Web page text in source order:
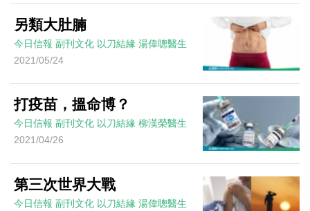
另類大肚腩
今日信報 副刊文化 以刀結緣 湯偉聰醫生
2021/05/24
打疫苗，搵命博？
今日信報 副刊文化 以刀結緣 柳漢榮醫生
2021/04/26
第三次世界大戰
今日信報 副刊文化 以刀結緣 湯偉聰醫生